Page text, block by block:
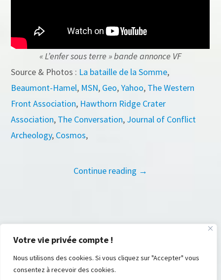
Votre vie privée compte !
Nous utilisons des cookies. Si vous cliquez sur "Accepter" vous
consentez à recevoir des cookies.
« L’enfer sous terre » bande annonce VF
Source & Photos : La bataille de la Somme,
Beaumont-Hamel, MSN, Geo,Yahoo, The Western
Front Association, Hawthorn Ridge Crater
Association, The Conversation, Journal of Conflict
Archeology, Cosmos,
Continue reading →